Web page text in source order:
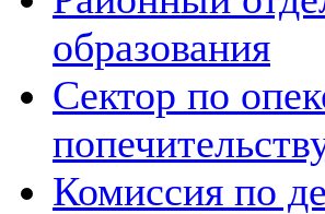
образования
Сектор по
Комиссия по